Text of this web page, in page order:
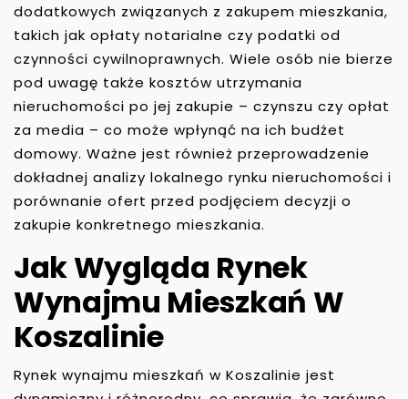
dodatkowych związanych z zakupem mieszkania,
takich jak opłaty notarialne czy podatki od
czynności cywilnoprawnych. Wiele osób nie bierze
pod uwagę także kosztów utrzymania
nieruchomości po jej zakupie – czynszu czy opłat
za media – co może wpłynąć na ich budżet
domowy. Ważne jest również przeprowadzenie
dokładnej analizy lokalnego rynku nieruchomości i
porównanie ofert przed podjęciem decyzji o
zakupie konkretnego mieszkania.
Jak Wygląda Rynek
Wynajmu Mieszkań W
Koszalinie
Rynek wynajmu mieszkań w Koszalinie jest